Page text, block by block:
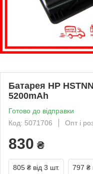
Батарея HP
5200mAh
Готово до відправки
Код: 5071706
Опт і
830 ₴
805 ₴ від 3 шт. 797 ₴